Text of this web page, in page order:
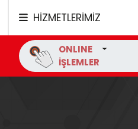
HİZMETLERİMİZ
ONLINE
İŞLEMLER